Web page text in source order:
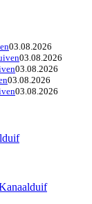
03.08.2026
03.08.2026
03.08.2026
03.08.2026
03.08.2026